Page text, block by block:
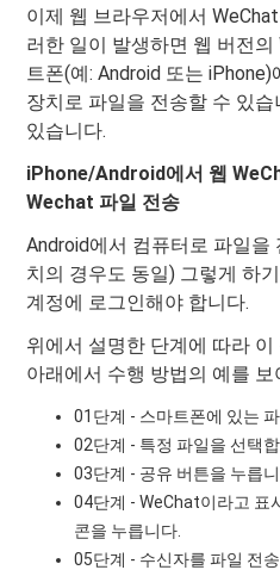
이제 웹 브라우저에서
러한 일이 발생하면 웹 버전
트폰(예: Android 또는
장치로 파일을 전송할 수 있
있습니다.
iPhone/Android에서 웹
Wechat 파일 전송
Android에서 컴퓨터로 파일을
치의 경우도 동일) 그렇게 하
계정에 로그인해야 합니다.
위에서 설명한 단계에 따라
아래에서 수행 방법의 예를 보
01단계 - 스마트폰에 있는
02단계 - 특정 파일을 선택
03단계 - 공유 버튼을 누릅니
04단계 - WeChat이라고 표
콘을 누릅니다.
05단계 - 수신자를 파일 전